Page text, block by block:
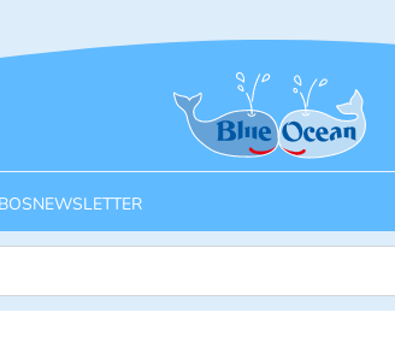
Startseite
NEWSLETTER